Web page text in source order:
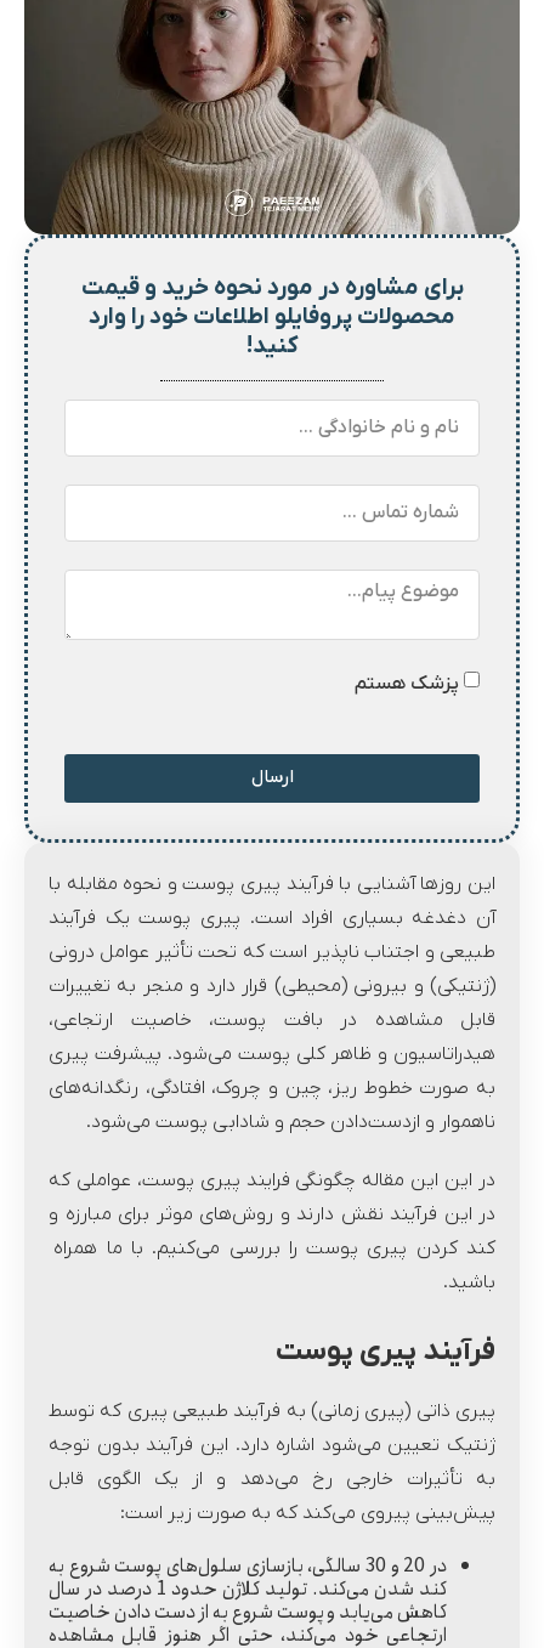
برای مشاوره در مورد نحوه خرید وقیمت
محصولات پروفایلو اطلاعات خود را وارد
کنید!
پزشک هستم
ارسال
این روزها آشنایی با فرآیند پیری پوست و نحوه مقابله با
آن دغدغه بسیاری افراد است. پیری پوست یک فرآیند
طبیعی و اجتناب ناپذیر است که تحت تأثیر عوامل درونی
(ژنتیکی) و بیرونی (محیطی) قرار دارد و منجر به تغییرات
قابل مشاهده در بافت پوست، خاصیت ارتجاعی،
هیدراتاسیون و ظاهر کلی پوست می‌شود. پیشرفت پیری
به صورت خطوط ریز، چین و چروک، افتادگی، رنگدانه‌های
ناهموار و ازدست‌دادن حجم و شادابی پوست می‌شود.
در این این مقاله چگونگی فرایند پیری پوست، عواملی که
در این فرآیند نقش دارند و روش‌های موثر برای مبارزه و
کند کردن پیری پوست را بررسی می‌کنیم. با ما همراه
باشید.
فرآیند پیری پوست
پیری ذاتی (پیری زمانی) به فرآیند طبیعی پیری که توسط
ژنتیک تعیین می‌شود اشاره دارد. این فرآیند بدون توجه
به تأثیرات خارجی رخ می‌دهد و از یک الگوی قابل
پیش‌بینی پیروی می‌کند که به صورت زیر است:
در 20 و 30 سالگی ، بازسازی سلول‌های پوست شروع به
کند شدن می‌کند. تولید کلاژن حدود 1 درصد در سال
کاهش می‌یابد و پوست شروع به از دست دادن خاصیت
ارتجاعی خود می‌کند، حتی اگر هنوز قابل مشاهده